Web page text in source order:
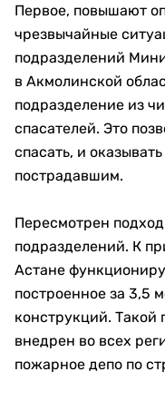
Первое, повышают
чрезвычайные
подразделений
в Акмолинской
подразделение из
спасателей. Это
спасать, и
пострадавшим.
Пересмотрен
подразделений. К
Астане
построенное за 3,5
конструкций. Такой
внедрен во всех
пожарное депо по